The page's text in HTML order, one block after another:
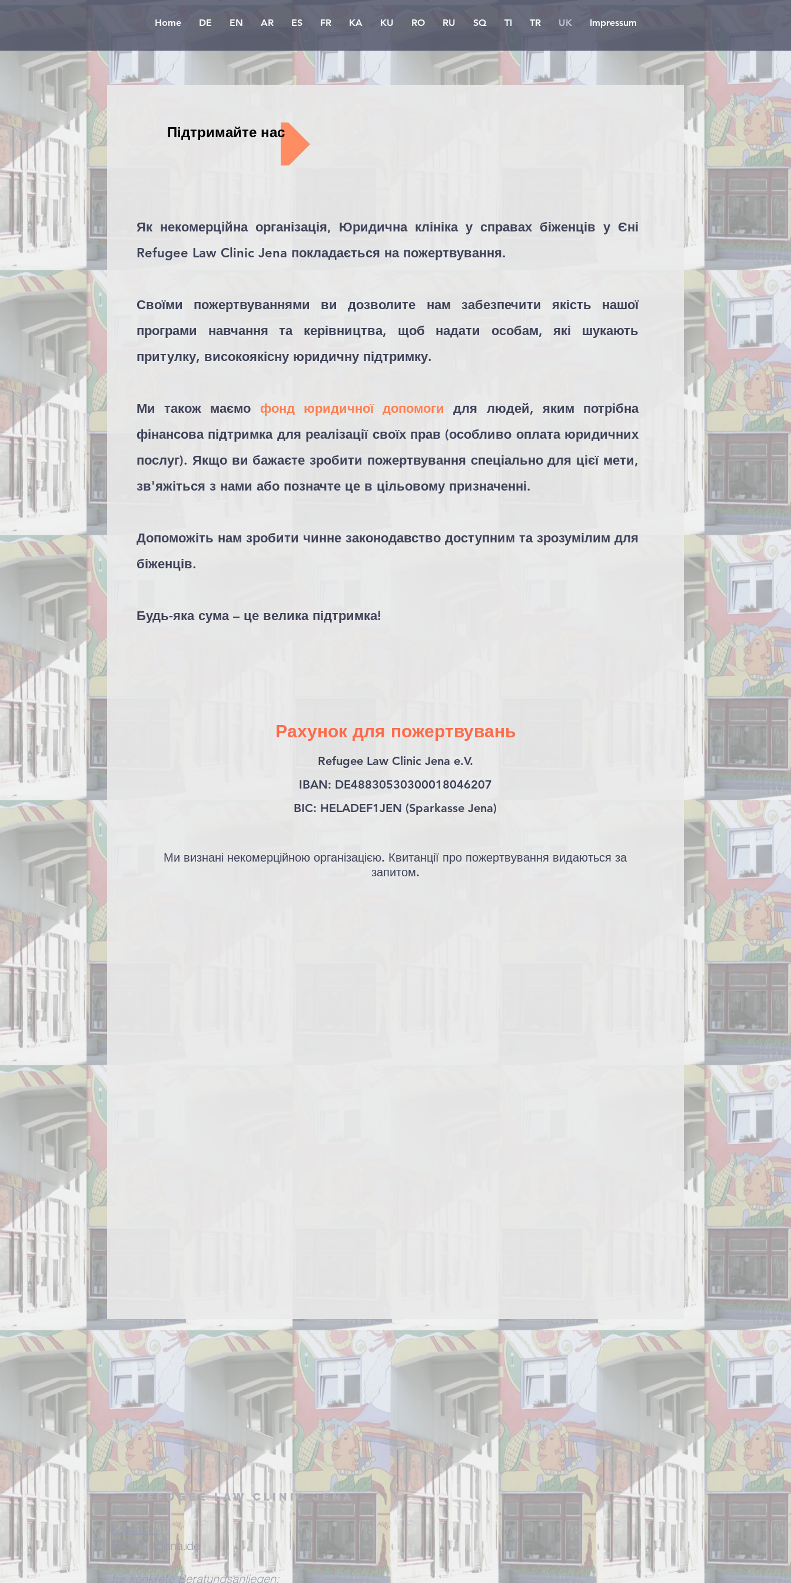
Home DE EN AR ES FR KA KU RO RU SQ TI TR UK Impressum
Підтримайте нас
Як некомерційна організація, Юридична клініка у справах біженців у Єні
Refugee Law Clinic Jena покладається на пожертвування.
Своїми пожертвуваннями ви дозволите нам забезпечити якість нашої
програми навчання та керівництва, щоб надати особам, які шукають
притулку, високоякісну юридичну підтримку.
Ми також маємо фонд юридичної допомоги для людей, яким потрібна
фінансова підтримка для реалізації своїх прав (особливо оплата юридичних
послуг). Якщо ви бажаєте зробити пожертвування спеціально для цієї мети,
зв'яжіться з нами або позначте це в цільовому призначенні.
Допоможіть нам зробити чинне законодавство доступним та зрозумілим для
біженців.
Будь-яка сума – це велика підтримка!
Рахунок для пожертвувань
Refugee Law Clinic Jena e.V.
IBAN: DE48830530300018046207
BIC: HELADEF1JEN (Sparkasse Jena)
Ми визнані некомерційною організацією. Квитанції про пожертвування видаються за
запитом.​
Refugee Law Clinic Jena
Kontakt:
info[at]rlcjena.de
für konkrete Beratungsanliegen: